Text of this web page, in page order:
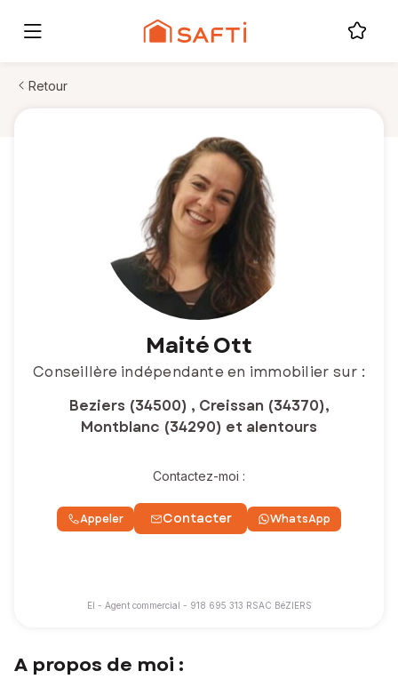
Retour
Maité Ott
Conseillère indépendante en immobilier sur :
Beziers (34500) , Creissan (34370),
Montblanc (34290) et alentours
Contactez-moi :
Appeler Contacter WhatsApp
EI - Agent commercial - 918 695 313 RSAC BéZIERS
A propos de moi :